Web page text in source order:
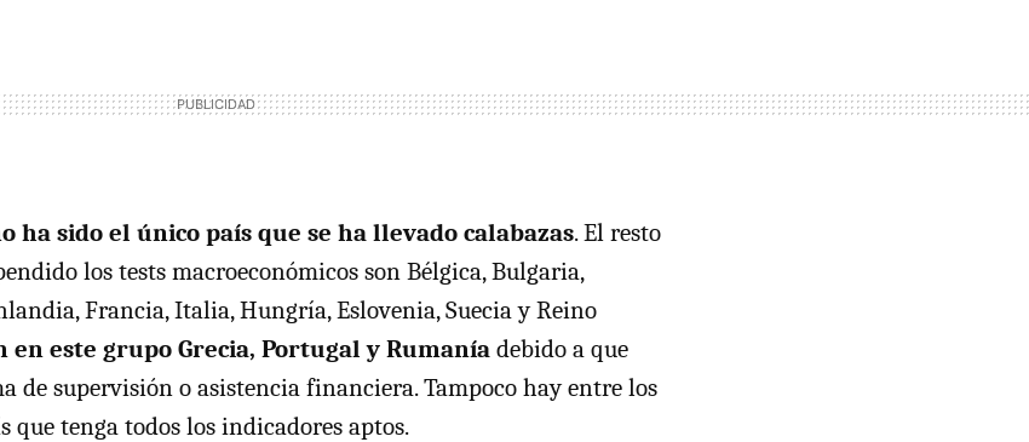
ha sido el único país que se ha llevado calabazas. El resto
los tests macroeconómicos son Bélgica, Bulgaria,
Francia, Italia, Hungría, Eslovenia, Suecia y Reino
en este grupo Grecia, Portugal y Rumanía debido a que
de supervisión o asistencia financiera. Tampoco hay entre los
tenga todos los indicadores aptos.